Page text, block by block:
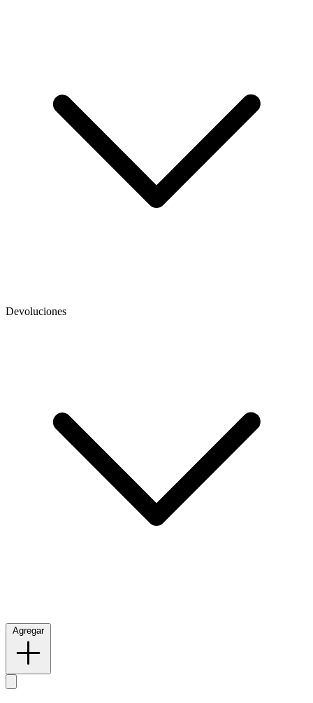
Devoluciones
Agregar